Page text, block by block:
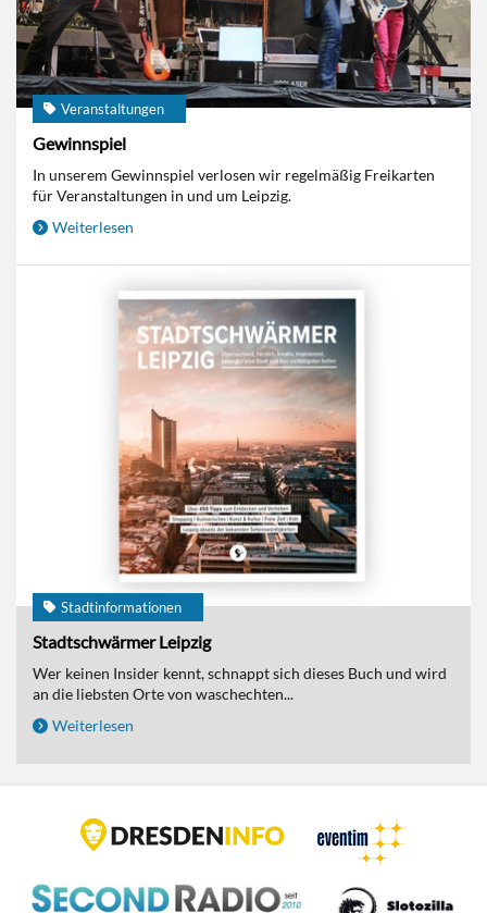
Veranstaltungen
Gewinnspiel
In unserem Gewinnspiel verlosen wir regelmäßig Freikarten
für Veranstaltungen in und um Leipzig.
Weiterlesen
Stadtinformationen
Stadtschwärmer Leipzig
Wer keinen Insider kennt, schnappt sich dieses Buch und wird
an die liebsten Orte von waschechten...
Weiterlesen